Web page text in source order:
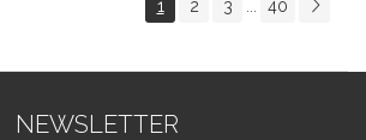
sau Portbagajului,
1 2 3 ... 40
NEWSLETTER